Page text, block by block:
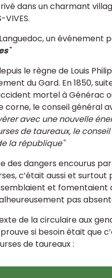
dans un charmant
VIVES.
un événement
"
le règne de Louis
du Gard. En 1850,
mortel à Générac
le conseil général
avec une nouvelle
de taureaux, le
la république"
des dangers encourus
c’était aussi et
et fomentaient
pas
de la circulaire aux
si besoin était que
de taureaux :